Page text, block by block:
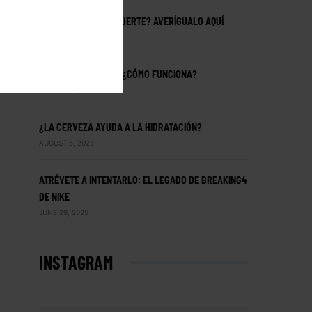
¿ERES REALMENTE FUERTE? AVERÍGUALO AQUÍ
CREATINA: ¿QUÉ ES? ¿CÓMO FUNCIONA?
¿LA CERVEZA AYUDA A LA HIDRATACIÓN?
AUGUST 5, 2025
ATRÉVETE A INTENTARLO: EL LEGADO DE BREAKING4
DE NIKE
JUNE 29, 2025
INSTAGRAM